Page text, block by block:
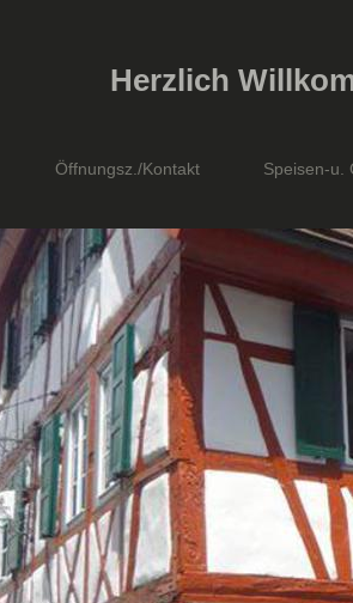
Herzlich
Öffnungsz./Kontakt Speisen-u.